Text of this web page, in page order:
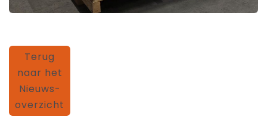
Terug
naar het
Nieuws-
overzicht